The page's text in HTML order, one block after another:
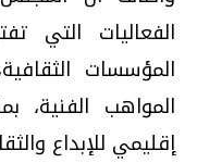
الفعاليات التي
المؤسسات
المواهب الفنية،
إقليمي للإبداع